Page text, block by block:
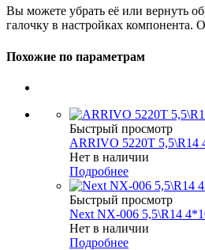
Вы можете убрать её или вернуть
галочку в настройках компонента.
Похожие по параметрам
Быстрый просмотр
ARRIVO 5220T 5,5\R14
Нет в наличии
Подробнее
Быстрый просмотр
Next NX-006 5,5\R14
Нет в наличии
Подробнее